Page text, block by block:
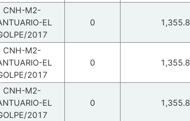
CNH-M2-
EL
2017
0 1,355.8
CNH-M2-
EL
2017
0 1,355.8
CNH-M2-
EL
2017
0 1,355.8